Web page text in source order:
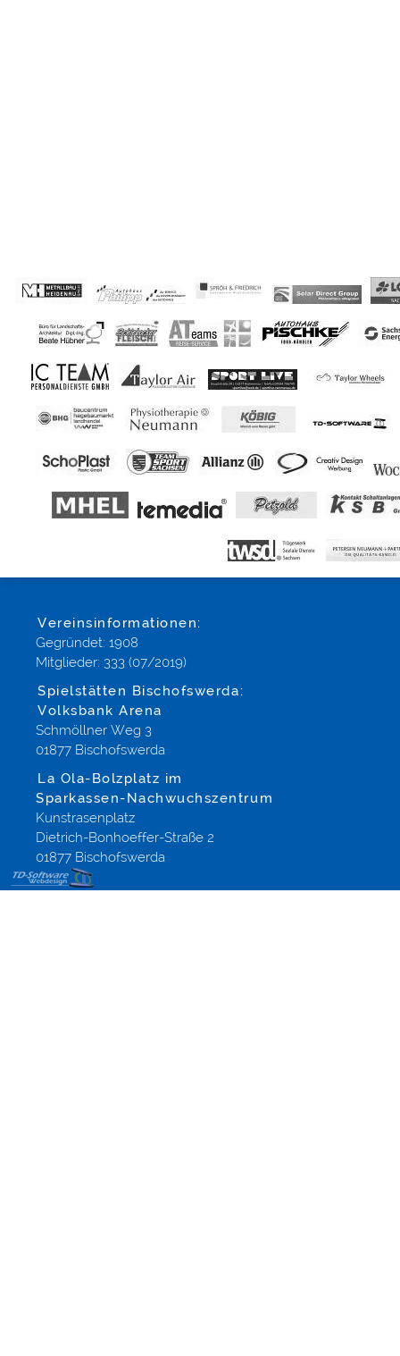
Vereinsinformationen:
Gegründet: 1908
Mitglieder: 333 (07/2019)
Spielstätten Bischofswerda:
Volksbank Arena
Schmöllner Weg 3
01877 Bischofswerda
La Ola-Bolzplatz im
Sparkassen-Nachwuchszentrum
Kunstrasenplatz
Dietrich-Bonhoeffer-Straße 2
01877 Bischofswerda